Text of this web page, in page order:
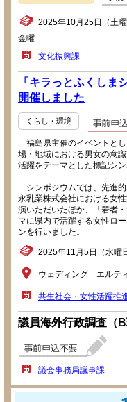
2025年10月25日（土
金曜
文化振興課
「キラっとふくしま
開催しました
くらし・環境
福島県主催のイベントと
場・地域における男女の意
活躍をテーマとした標記シ
シンポジウムでは、先進
永乳業株式会社における女
演いただいたほか、「若者
マに県内で活躍する女性ロ
ンを行いました。
2025年11月5日（水曜
ウェディング エルテ
共生社会・女性活躍推
議員海外行政調査（
議会事務局議事課